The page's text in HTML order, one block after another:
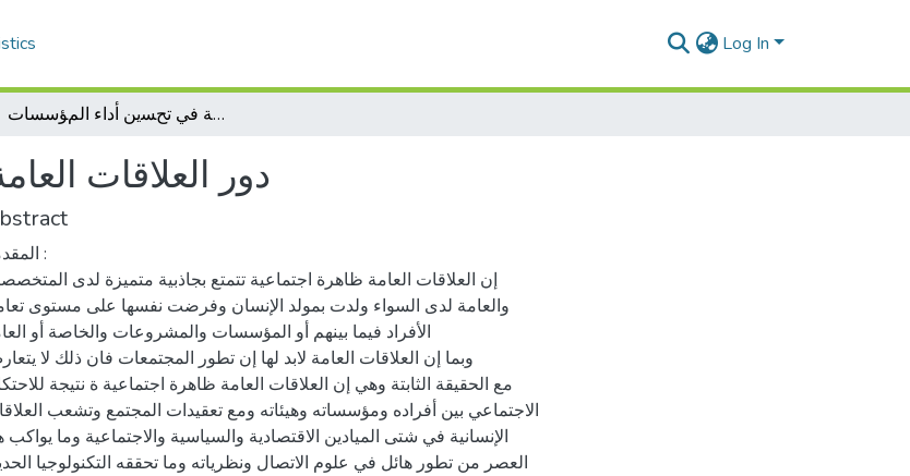
Log In
ﺩﻭﺭ ﺍﻟﻌﻼﻗﺎﺕ ﺍﻟﻌﺎﻣﺔ في تحﺴين ﺃﺩﺍء ﺍلمﺆﺳﺴﺎﺕ
ﺩﻭﺭ ﺍﻟﻌﻼﻗﺎﺕ
إن العلاقات العامة ظاهرة اجتماعية تتمتع بجاذبية متميزة لدى
والعامة لدى السواء ولدت بمولد الإنسان وفرضت نفسها على مستوى
الأفراد فيما بينهم أو المؤسسات والمشروعات والخاصة أو
وبما إن العلاقات العامة لابد لها إن تطور المجتمعات فان ذلك لا
مع الحقيقة الثابتة وهي إن العلاقات العامة ظاهرة اجتماعية ة نتيجة
الاجتماعي بين أفراده ومؤسساته وهيئاته ومع تعقيدات المجتمع وتشعب
الإنسانية في شتى الميادين الاقتصادية والسياسية والاجتماعية وما يواكب
العصر من تطور هائل في علوم الاتصال ونظرياته وما تحققه التكنولوجيا